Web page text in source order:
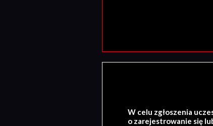
W celu zgłoszenia
o zarejestrowanie się